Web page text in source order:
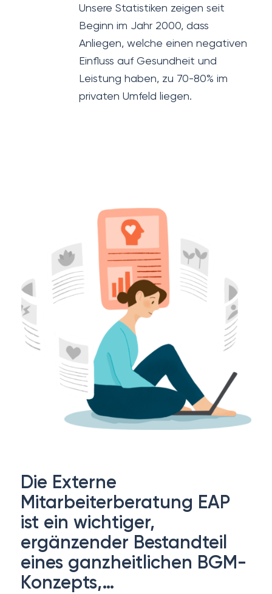
Unsere Statistiken zeigen seit
Beginn im Jahr 2000, dass
Anliegen, welche einen negativen
Einfluss auf Gesundheit und
Leistung haben, zu 70-80% im
privaten Umfeld liegen.
Die Externe
Mitarbeiterberatung EAP
ist ein wichtiger,
ergänzender Bestandteil
eines ganzheitlichen BGM-
Konzepts,…